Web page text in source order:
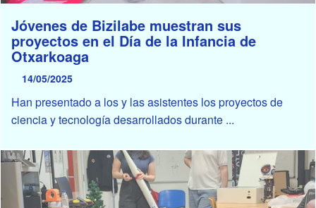
Jóvenes de Bizilabe muestran sus
proyectos en el Día de la Infancia de
Otxarkoaga
14/05/2025
Han presentado a los y las asistentes los proyectos de
ciencia y tecnología desarrollados durante ...